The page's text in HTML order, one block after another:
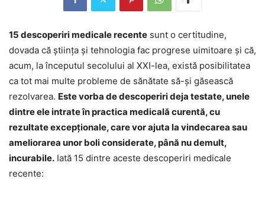
15 descoperiri medicale recente sunt o certitudine,
dovada că ştiinţa şi tehnologia fac progrese uimitoare şi că,
acum, la începutul secolului al XXI-lea, există posibilitatea
ca tot mai multe probleme de sănătate să-şi găsească
rezolvarea. Este vorba de descoperiri deja testate, unele
dintre ele intrate în practica medicală curentă, cu
rezultate excepţionale, care vor ajuta la vindecarea sau
ameliorarea unor boli considerate, până nu demult,
incurabile. Iată 15 dintre aceste descoperiri medicale
recente: